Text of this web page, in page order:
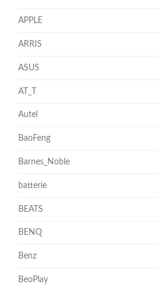
APPLE
ARRIS
ASUS
AT_T
Autel
BaoFeng
Barnes_Noble
batterie
BEATS
BENQ
Benz
BeoPlay